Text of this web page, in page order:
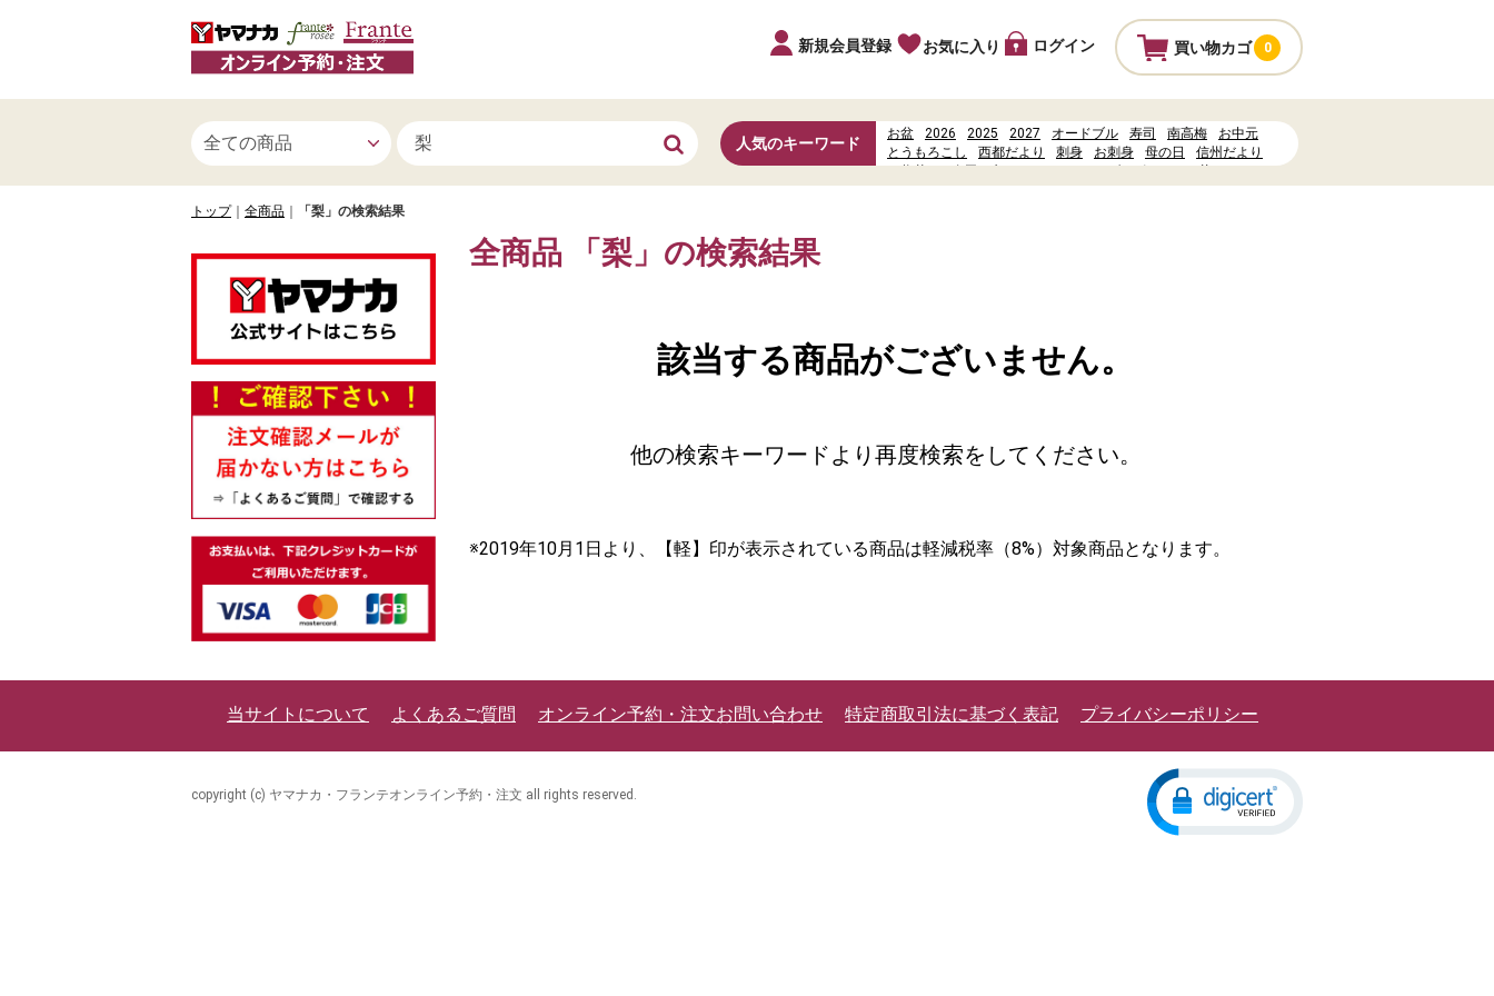
買い物カゴ 0
新規会員登録 お気に入り ログイン
人気のキーワード
お盆 2026 2025 2027 オードブル 寿司 南高梅
お中元
とうもろこし
西都だより 刺身 お刺身 母の日
信州だより
%E3%82%AB%E3%83%AD%E3%83%8A%E3%83%BC%E3%83%AB
トップ 全商品 「梨」の検索結果
全商品 「梨」の検索結果
該当する商品がございません。
他の検索キーワードより再度検索をしてください。
※2019年10月1日より、【軽】印が表示されている商品は軽減税率（8%）対象商品となります。
当サイトについて よくあるご質問 オンライン予約・注文お問い合わせ 特定商取引法に基づく表記 プライバシーポリシー
copyright (c) ヤマナカ・フランテオンライン予約・注文 all rights reserved.